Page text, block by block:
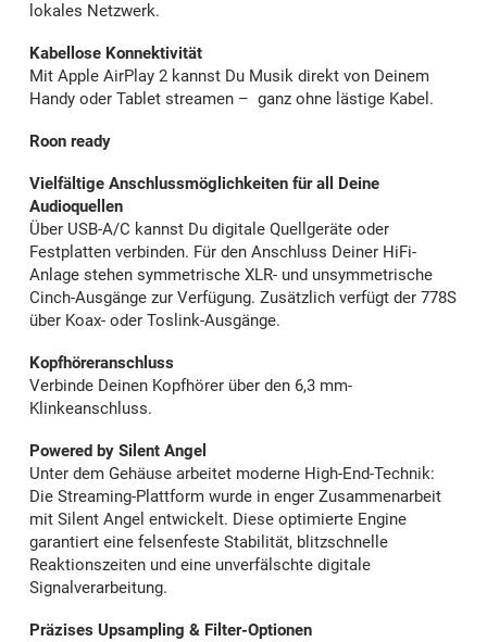
lokales Netzwerk.
Kabellose Konnektivität
Mit Apple AirPlay 2 kannst Du Musik direkt von Deinem
Handy oder Tablet streamen – ganz ohne lästige Kabel.
Roon ready
Vielfältige Anschlussmöglichkeiten für all Deine
Audioquellen
Über USB-A/C kannst Du digitale Quellgeräte oder
Festplatten verbinden. Für den Anschluss Deiner HiFi-
Anlage stehen symmetrische XLR- und unsymmetrische
Cinch-Ausgänge zur Verfügung. Zusätzlich verfügt der 778S
über Koax- oder Toslink-Ausgänge.
Kopfhöreranschluss
Verbinde Deinen Kopfhörer über den 6,3 mm-
Klinkeanschluss.
Powered by Silent Angel
Unter dem Gehäuse arbeitet moderne High-End-Technik:
Die Streaming-Plattform wurde in enger Zusammenarbeit
mit Silent Angel entwickelt. Diese optimierte Engine
garantiert eine felsenfeste Stabilität, blitzschnelle
Reaktionszeiten und eine unverfälschte digitale
Signalverarbeitung.
Präzises Upsampling & Filter-Optionen